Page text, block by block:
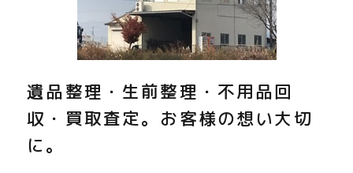
遺品整理・生前整理・不用品回
収・買取査定。お客様の想い大切
に。